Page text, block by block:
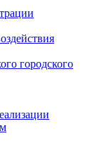
городского